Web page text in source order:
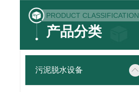
PRODUCT CLASSIFICATION
产品分类
污泥脱水设备